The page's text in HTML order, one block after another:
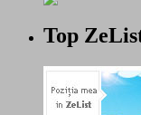
Top